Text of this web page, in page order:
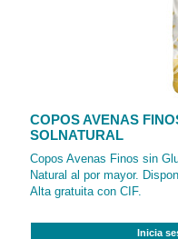
COPOS AVENAS
SOLNATURAL
Copos Avenas Finos sin
Natural al por mayor.
Alta gratuita con CIF.
Inicia